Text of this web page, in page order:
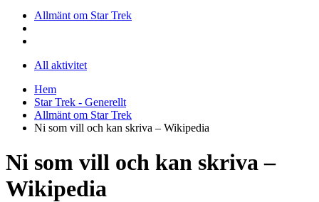
Allmänt om Star Trek
All aktivitet
Hem
Star Trek - Generellt
Allmänt om Star Trek
Ni som vill och kan skriva – Wikipedia
Ni som vill och kan skriva –
Wikipedia